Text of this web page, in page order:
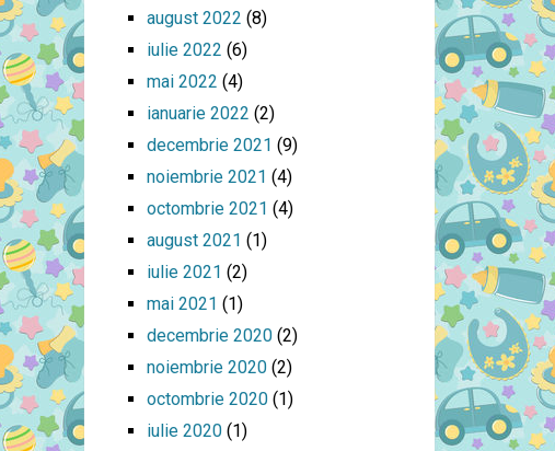
august 2022 (8)
iulie 2022 (6)
mai 2022 (4)
ianuarie 2022 (2)
decembrie 2021 (9)
noiembrie 2021 (4)
octombrie 2021 (4)
august 2021 (1)
iulie 2021 (2)
mai 2021 (1)
decembrie 2020 (2)
noiembrie 2020 (2)
octombrie 2020 (1)
iulie 2020 (1)